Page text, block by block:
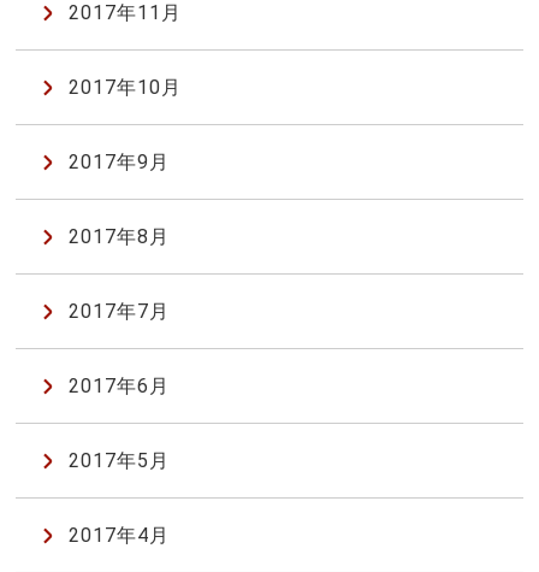
2017年11月
2017年10月
2017年9月
2017年8月
2017年7月
2017年6月
2017年5月
2017年4月